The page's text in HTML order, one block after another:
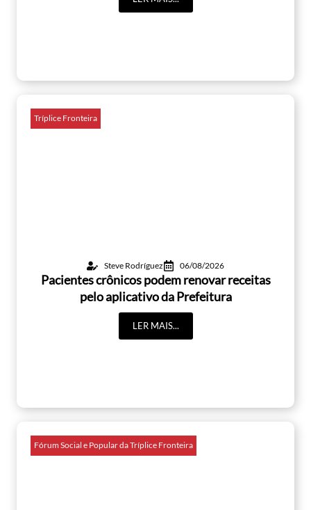
Tríplice Fronteira
Steve Rodríguez 06/08/2026
Pacientes crônicos podem renovar receitas
pelo aplicativo da Prefeitura
LER MAIS...
Fórum Social e Popular da Tríplice Fronteira